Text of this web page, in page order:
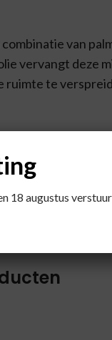
van
vervangt deze
ruimte te
18 augustus